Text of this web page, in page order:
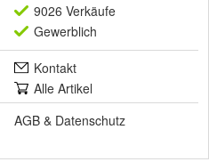
9026 Verkäufe
Gewerblich
Kontakt
Alle Artikel
AGB & Datenschutz